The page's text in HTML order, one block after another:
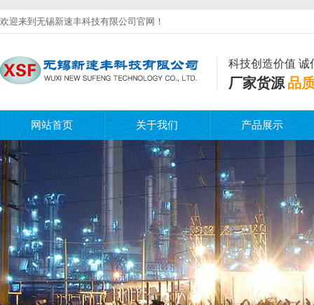
欢迎来到无锡新速丰科技有限公司官网！
科技创造价值 诚
厂家货源 品
网站首页 关于我们 产品展示